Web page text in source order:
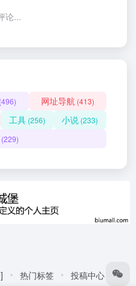
论...
(496) 网址导航 (413)
工具(256) 小说 (233)
(229)
热门标签 投稿中心